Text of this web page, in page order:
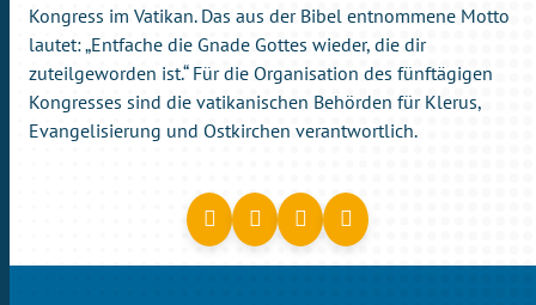
Kongress im Vatikan. Das aus der Bibel entnommene Motto
lautet: „Entfache die Gnade Gottes wieder, die dir
zuteilgeworden ist.“ Für die Organisation des fünftägigen
Kongresses sind die vatikanischen Behörden für Klerus,
Evangelisierung und Ostkirchen verantwortlich.